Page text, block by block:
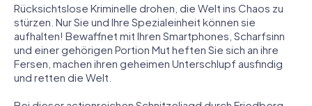
Rücksichtslose Kriminelle drohen, die Welt ins Chaos zu
stürzen. Nur Sie und Ihre Spezialeinheit können sie
aufhalten! Bewaffnet mit Ihren Smartphones, Scharfsinn
und einer gehörigen Portion Mut heften Sie sich an ihre
Fersen, machen ihren geheimen Unterschlupf ausfindig
und retten die Welt.